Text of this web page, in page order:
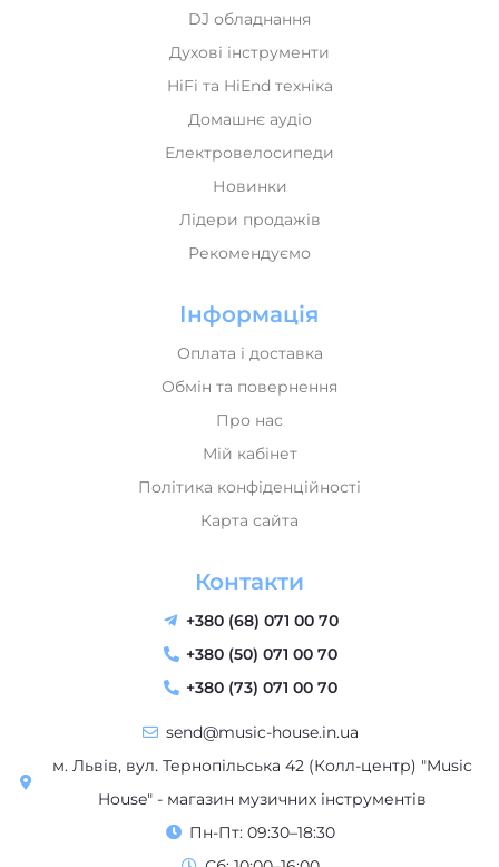
DJ обладнання
Духові інструменти
HiFi та HiEnd техніка
Домашнє аудіо
Електровелосипеди
Новинки
Лідери продажів
Рекомендуємо
Інформація
Оплата і доставка
Обмін та повернення
Про нас
Мій кабінет
Політика конфіденційності
Карта сайта
Контакти
+380 (68) 071 00 70
+380 (50) 071 00 70
+380 (73) 071 00 70
send@music-house.in.ua
м. Львів, вул. Тернопільська 42 (Колл-центр) "Music
House" - магазин музичних інструментів
Пн-Пт: 09:30–18:30